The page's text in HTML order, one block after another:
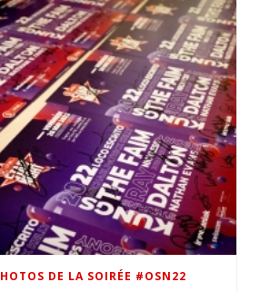
DE LA SOIRÉE #OSN22